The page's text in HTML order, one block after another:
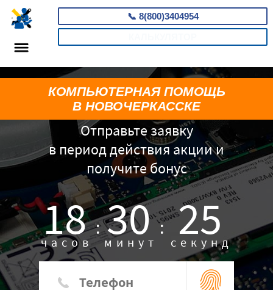
📞 8(800)3404954
Отправьте заявку
в период действия акции и
получите бонус
18 :
часов 30 :
минут 24
секунд
КОМПЬЮТЕРНАЯ ПОМОЩЬ
В НОВОЧЕРКАССКЕ